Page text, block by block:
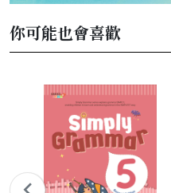
你可能也會喜歡